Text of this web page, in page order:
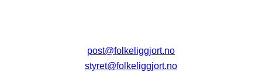
post@folkeliggjort.no
styret@folkeliggjort.no